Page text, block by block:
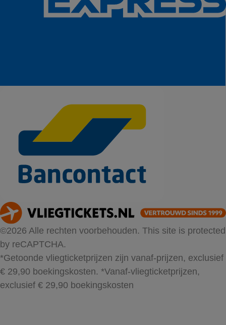
©2026 Alle rechten voorbehouden. This site is protected
by reCAPTCHA.
*Getoonde vliegticketprijzen zijn vanaf-prijzen, exclusief
€ 29,90 boekingskosten. *Vanaf-vliegticketprijzen,
exclusief € 29,90 boekingskosten